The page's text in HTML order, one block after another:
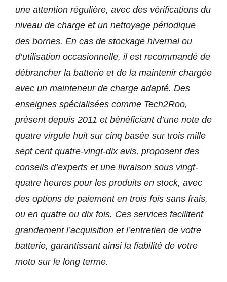
une attention régulière, avec des vérifications du
niveau de charge et un nettoyage périodique
des bornes. En cas de stockage hivernal ou
d’utilisation occasionnelle, il est recommandé de
débrancher la batterie et de la maintenir chargée
avec un mainteneur de charge adapté. Des
enseignes spécialisées comme Tech2Roo,
présent depuis 2011 et bénéficiant d’une note de
quatre virgule huit sur cinq basée sur trois mille
sept cent quatre-vingt-dix avis, proposent des
conseils d’experts et une livraison sous vingt-
quatre heures pour les produits en stock, avec
des options de paiement en trois fois sans frais,
ou en quatre ou dix fois. Ces services facilitent
grandement l’acquisition et l’entretien de votre
batterie, garantissant ainsi la fiabilité de votre
moto sur le long terme.